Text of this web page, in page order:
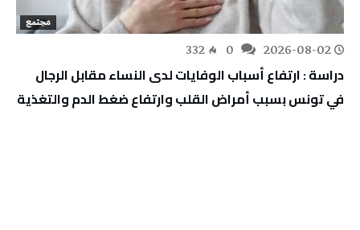
مجتمع
2026-08-02
332
دراسة : ارتفاع أسباب الوفايات لدى النساء مقابل الرجال
في تونس بسبب أمراض القلب وارتفاع ضغط الدم والتغذية